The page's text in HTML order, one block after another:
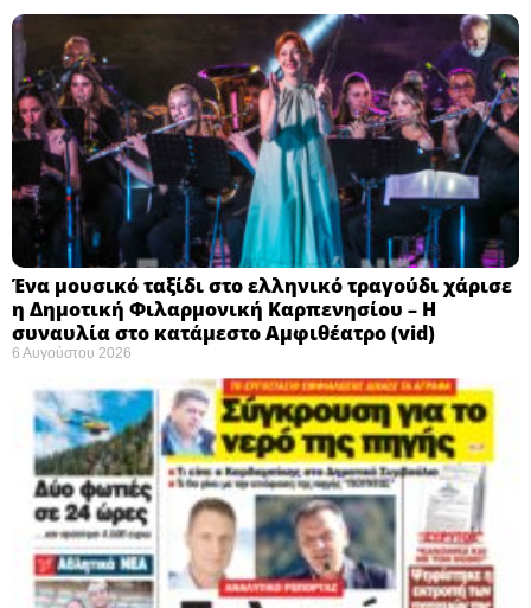
Ένα μουσικό ταξίδι στο ελληνικό τραγούδι χάρισε
η Δημοτική Φιλαρμονική Καρπενησίου – Η
συναυλία στο κατάμεστο Αμφιθέατρο (vid)
6 Αυγούστου 2026